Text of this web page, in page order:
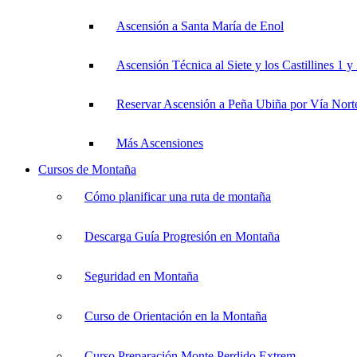
Ascensión a Santa María de Enol
Ascensión Técnica al Siete y los Castillines 1 y
Reservar Ascensión a Peña Ubiña por Vía
Más Ascensiones
Cursos de Montaña
Cómo planificar una ruta de montaña
Descarga Guía Progresión en Montaña
Seguridad en Montaña
Curso de Orientación en la Montaña